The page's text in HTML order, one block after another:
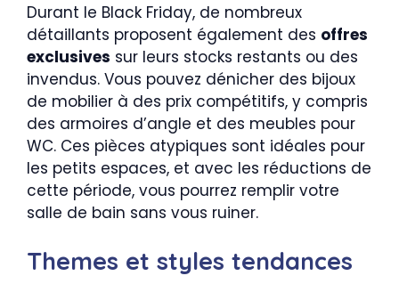
Durant le Black Friday, de nombreux
détaillants proposent également des offres
exclusives sur leurs stocks restants ou des
invendus. Vous pouvez dénicher des bijoux
de mobilier à des prix compétitifs, y compris
des armoires d’angle et des meubles pour
WC. Ces pièces atypiques sont idéales pour
les petits espaces, et avec les réductions de
cette période, vous pourrez remplir votre
salle de bain sans vous ruiner.
Themes et styles tendances